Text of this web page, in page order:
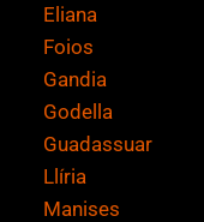
Eliana
Foios
Gandia
Godella
Guadassuar
Llíria
Manises